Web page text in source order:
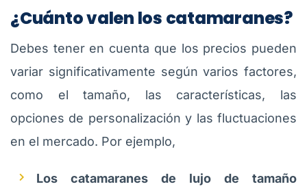
¿Cuánto valen los catamaranes?
Debes tener en cuenta que los precios pueden
variar significativamente según varios factores,
como el tamaño, las características, las
opciones de personalización y las fluctuaciones
en el mercado. Por ejemplo,
Los catamaranes de lujo de tamaño